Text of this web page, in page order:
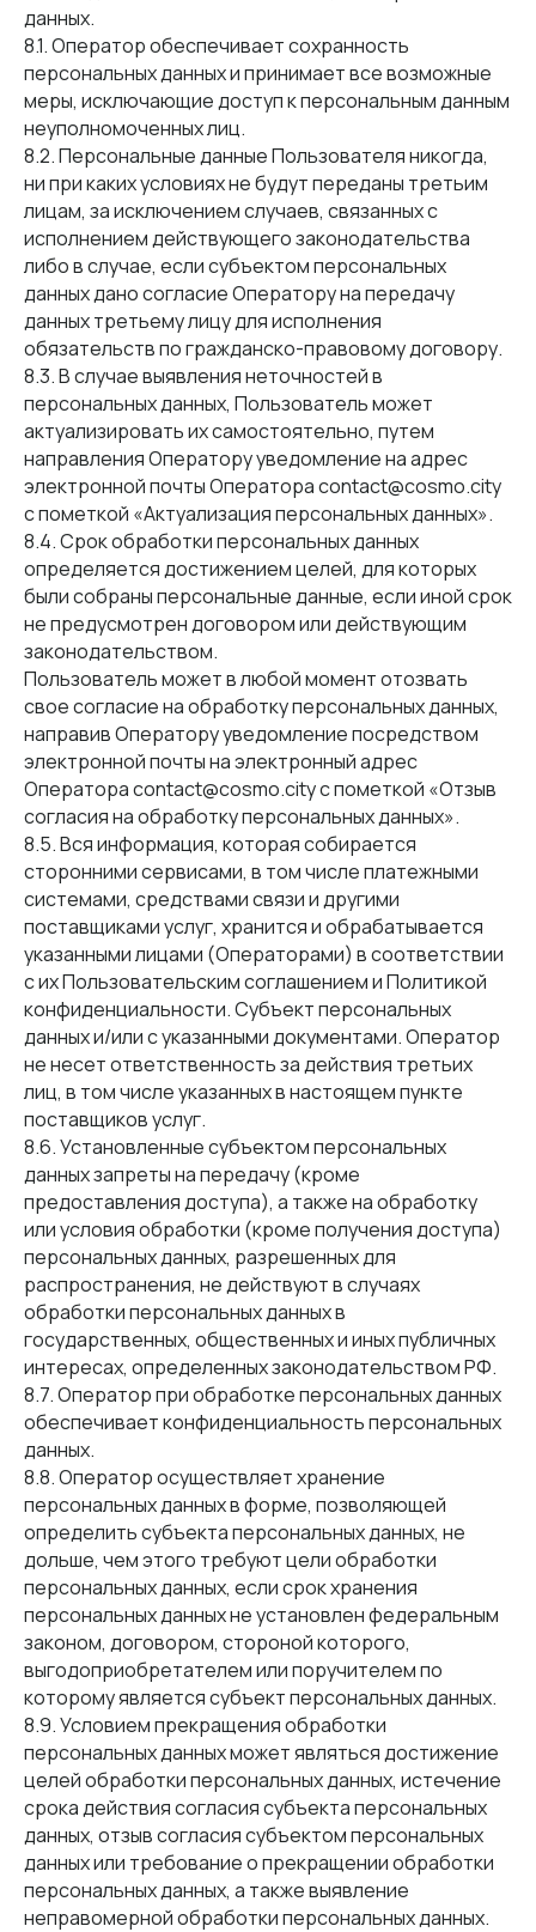
данных.
8.1. Оператор обеспечивает сохранность
персональных данных и принимает все возможные
меры, исключающие доступ к персональным данным
неуполномоченных лиц.
8.2. Персональные данные Пользователя никогда,
ни при каких условиях не будут переданы третьим
лицам, за исключением случаев, связанных с
исполнением действующего законодательства
либо в случае, если субъектом персональных
данных дано согласие Оператору на передачу
данных третьему лицу для исполнения
обязательств по гражданско-правовому договору.
8.3. В случае выявления неточностей в
персональных данных, Пользователь может
актуализировать их самостоятельно, путем
направления Оператору уведомление на адрес
электронной почты Оператора contact@cosmo.city
с пометкой «Актуализация персональных данных».
8.4. Срок обработки персональных данных
определяется достижением целей, для которых
были собраны персональные данные, если иной срок
не предусмотрен договором или действующим
законодательством.
Пользователь может в любой момент отозвать
свое согласие на обработку персональных данных,
направив Оператору уведомление посредством
электронной почты на электронный адрес
Оператора contact@cosmo.city с пометкой «Отзыв
согласия на обработку персональных данных».
8.5. Вся информация, которая собирается
сторонними сервисами, в том числе платежными
системами, средствами связи и другими
поставщиками услуг, хранится и обрабатывается
указанными лицами (Операторами) в соответствии
с их Пользовательским соглашением и Политикой
конфиденциальности. Субъект персональных
данных и/или с указанными документами. Оператор
не несет ответственность за действия третьих
лиц, в том числе указанных в настоящем пункте
поставщиков услуг.
8.6. Установленные субъектом персональных
данных запреты на передачу (кроме
предоставления доступа), а также на обработку
или условия обработки (кроме получения доступа)
персональных данных, разрешенных для
распространения, не действуют в случаях
обработки персональных данных в
государственных, общественных и иных публичных
интересах, определенных законодательством РФ.
8.7. Оператор при обработке персональных данных
обеспечивает конфиденциальность персональных
данных.
8.8. Оператор осуществляет хранение
персональных данных в форме, позволяющей
определить субъекта персональных данных, не
дольше, чем этого требуют цели обработки
персональных данных, если срок хранения
персональных данных не установлен федеральным
законом, договором, стороной которого,
выгодоприобретателем или поручителем по
которому является субъект персональных данных.
8.9. Условием прекращения обработки
персональных данных может являться достижение
целей обработки персональных данных, истечение
срока действия согласия субъекта персональных
данных, отзыв согласия субъектом персональных
данных или требование о прекращении обработки
персональных данных, а также выявление
неправомерной обработки персональных данных.